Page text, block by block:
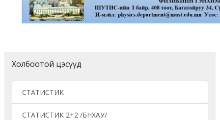
Холбоотой цэсүүд
СТАТИСТИК
СТАТИСТИК 2+2 /БНХАУ/